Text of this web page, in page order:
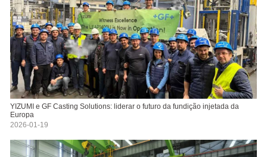
YIZUMI e GF Casting Solutions: liderar o futuro da fundição injetada da
Europa
2026-01-19